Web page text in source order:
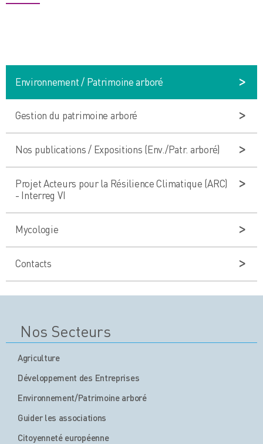
Environnement / Patrimoine arboré
Gestion du patrimoine arboré
Nos publications / Expositions (Env./Patr. arboré)
Projet Acteurs pour la Résilience Climatique (ARC)
- Interreg VI
Mycologie
Contacts
Nos Secteurs
Agriculture
Développement des Entreprises
Environnement/Patrimoine arboré
Guider les associations
Citoyenneté européenne